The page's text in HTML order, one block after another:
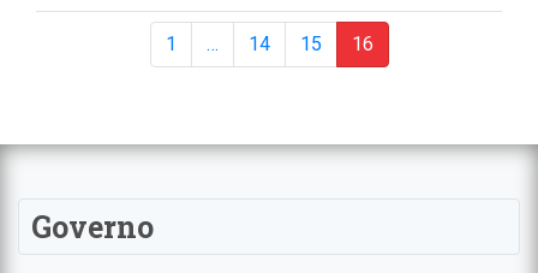
1 … 14 15 16
Governo